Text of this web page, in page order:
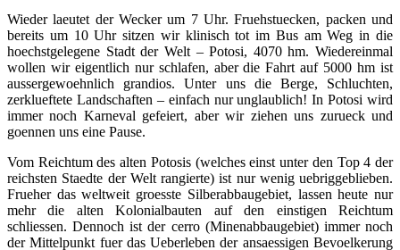
Wieder laeutet der Wecker um 7 Uhr. Fruehstuecken, packen und
bereits um 10 Uhr sitzen wir klinisch tot im Bus am Weg in die
hoechstgelegene Stadt der Welt – Potosi, 4070 hm. Wiedereinmal
wollen wir eigentlich nur schlafen, aber die Fahrt auf 5000 hm ist
aussergewoehnlich grandios. Unter uns die Berge, Schluchten,
zerklueftete Landschaften – einfach nur unglaublich! In Potosi wird
immer noch Karneval gefeiert, aber wir ziehen uns zurueck und
goennen uns eine Pause.
Vom Reichtum des alten Potosis (welches einst unter den Top 4 der
reichsten Staedte der Welt rangierte) ist nur wenig uebriggeblieben.
Frueher das weltweit groesste Silberabbaugebiet, lassen heute nur
mehr die alten Kolonialbauten auf den einstigen Reichtum
schliessen. Dennoch ist der cerro (Minenabbaugebiet) immer noch
der Mittelpunkt fuer das Ueberleben der ansaessigen Bevoelkerung